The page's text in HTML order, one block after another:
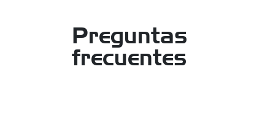
Preguntas
frecuentes